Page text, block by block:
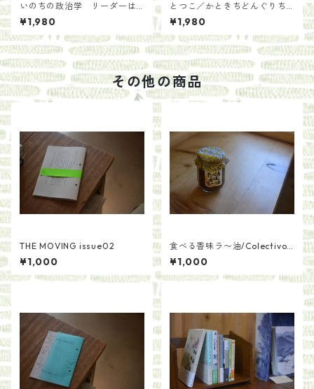
いのちの政治学 リーダーは
「コトバ」をもっている ／中
島 岳志(著/文)若松 英輔(著/
文)
¥1,980
とつこ／かときちどんぐりち
ゃん
¥1,980
その他の商品
THE MOVING issue02
¥1,000
食べる香味ラ〜油/Colectivo
Kumano
¥1,000